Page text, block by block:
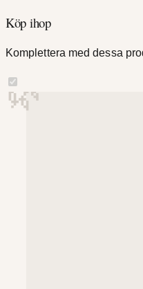
Köp ihop
Komplettera med dessa